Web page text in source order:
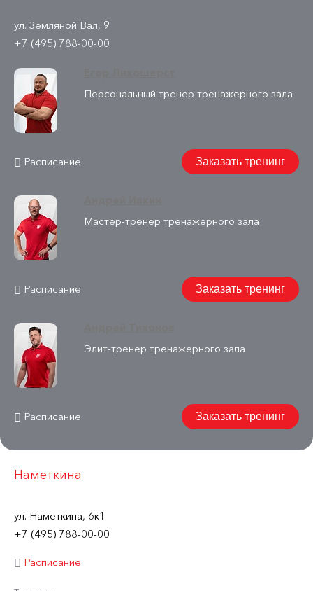
ул. Земляной Вал, 9
+7 (495) 788-00-00
Персональный тренер тренажерного зала
Расписание Заказать тренинг
Мастер-тренер тренажерного зала
Расписание Заказать тренинг
Элит-тренер тренажерного зала
Расписание Заказать тренинг
Наметкина
ул. Наметкина, 6к1
+7 (495) 788-00-00
Расписание